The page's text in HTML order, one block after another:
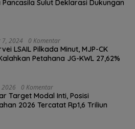
Pancasila Sulut Deklarasi Dukungan
7, 2024 0 Komentar
LSAIL Pilkada Minut, MJP-CK
Petahana JG-KWL 27,62%
2026 0 Komentar
Target Modal Inti, Posisi
2026 Tercatat Rp1,6 Triliun